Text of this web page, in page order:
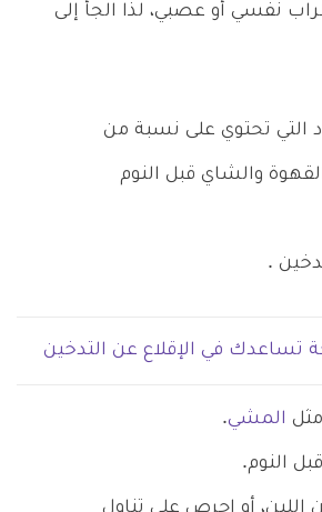
نفسي أو عصبي، لذا الجأ إلى
التي تحتوي على نسبة من
والشاي قبل النوم
.
المشي.
النوم.